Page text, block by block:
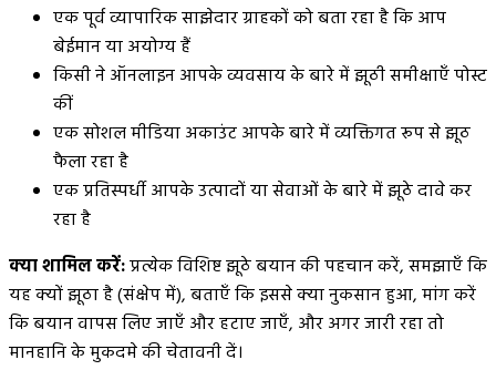
एक पूर्व व्यापारिक साझेदार ग्राहकों को बता रहा है कि आप
बेईमान या अयोग्य हैं
किसी ने ऑनलाइन आपके व्यवसाय के बारे में झूठी समीक्षाएँ पोस्ट
कीं
एक सोशल मीडिया अकाउंट आपके बारे में व्यक्तिगत रूप से झूठ
फैला रहा है
एक प्रतिस्पर्धी आपके उत्पादों या सेवाओं के बारे में झूठे दावे कर
रहा है
क्या शामिल करें:प्रत्येक विशिष्ट झूठे बयान की पहचान करें, समझाएँ कि
यह क्यों झूठा है (संक्षेप में), बताएँ कि इससे क्या नुकसान हुआ, मांग करें
कि बयान वापस लिए जाएँ और हटाए जाएँ, और अगर जारी रहा तो
मानहानि के मुकदमे की चेतावनी दें।